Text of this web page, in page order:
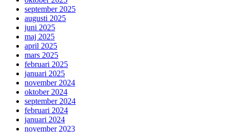
september 2025
augusti 2025
juni 2025
maj 2025
april 2025
mars 2025
februari 2025
januari 2025
november 2024
oktober 2024
september 2024
februari 2024
januari 2024
november 2023